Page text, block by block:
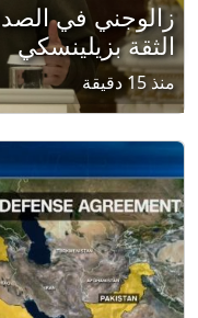
زالوجني في
الثقة بزيلينسكي
منذ 15 دقيقة